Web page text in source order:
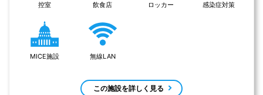
控室 飲食店 ロッカー 感染症対策
MICE施設 無線LAN
この施設を詳しく見る